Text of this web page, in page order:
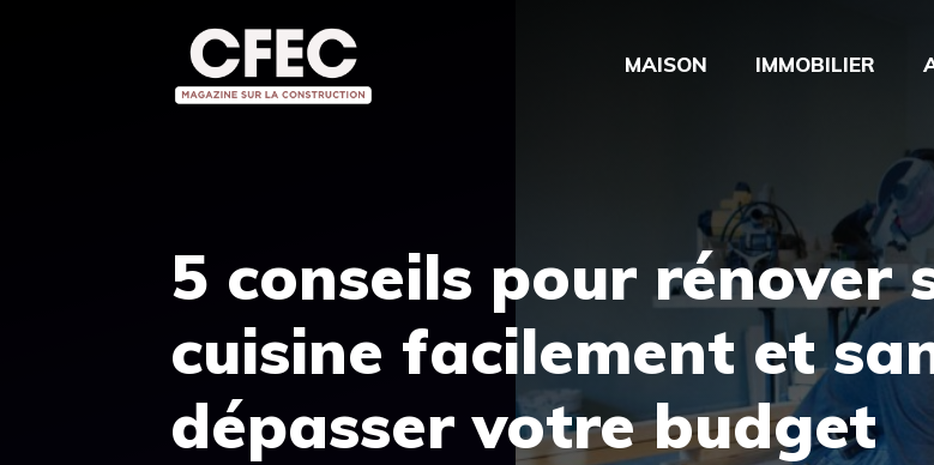
MAISON IMMOBILIER
5 conseils pour rénover
cuisine facilement et
dépasser votre budget